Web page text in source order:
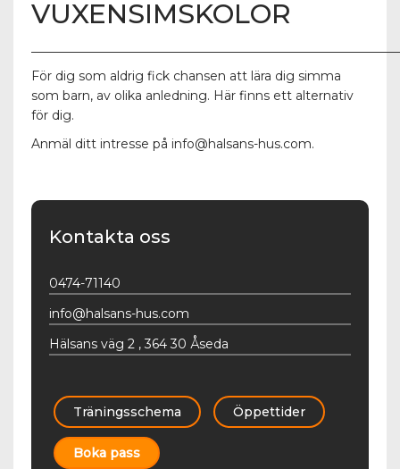
VUXENSIMSKOLOR
För dig som aldrig fick chansen att lära dig simma
som barn, av olika anledning. Här finns ett alternativ
för dig.
Anmäl ditt intresse på info@halsans-hus.com.
Kontakta oss
0474-71140
info@halsans-hus.com
Hälsans väg 2 , 364 30 Åseda
Träningsschema Öppettider
Boka pass